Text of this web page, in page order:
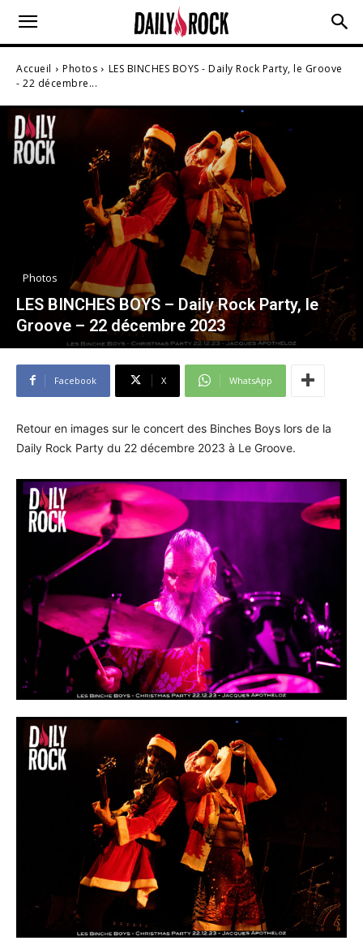
Accueil Photos
LES BINCHES BOYS - Daily Rock Party, le Groove
- 22 décembre...
Photos
LES BINCHES BOYS – Daily Rock Party, le
Groove – 22 décembre 2023
Facebook X WhatsApp
Retour en images sur le concert des Binches Boys lors de la
Daily Rock Party du 22 décembre 2023 à Le Groove.